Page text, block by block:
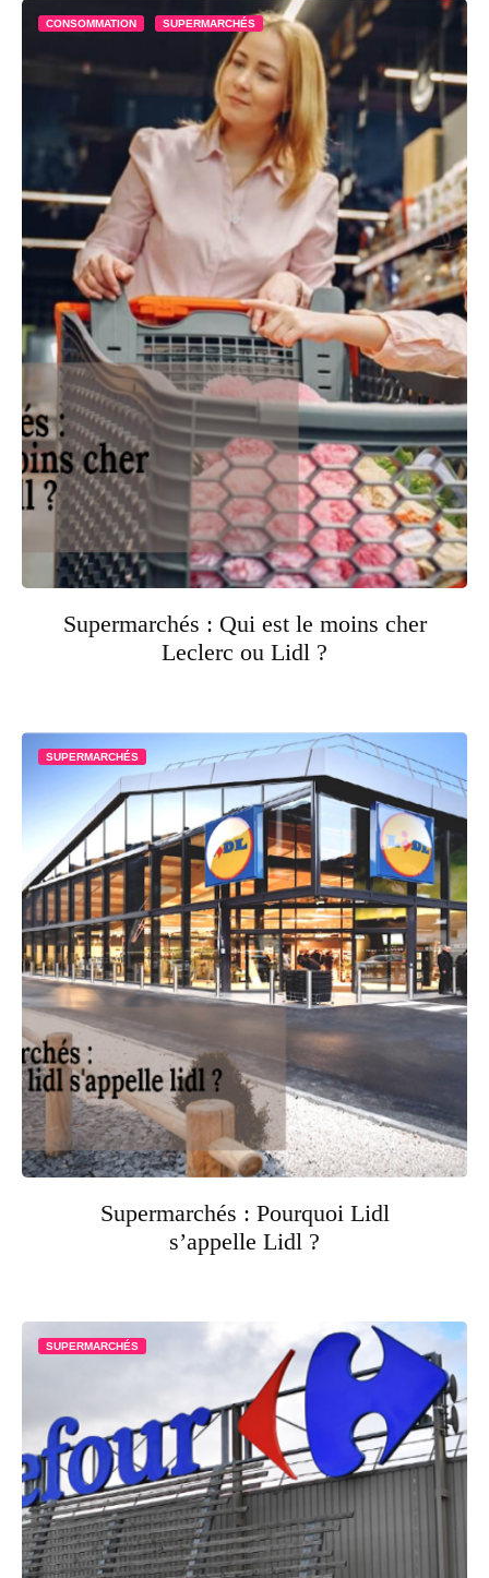
CONSOMMATION SUPERMARCHÉS
Supermarchés : Qui est le moins cher
Leclerc ou Lidl ?
SUPERMARCHÉS
Supermarchés : Pourquoi Lidl
s’appelle Lidl ?
SUPERMARCHÉS